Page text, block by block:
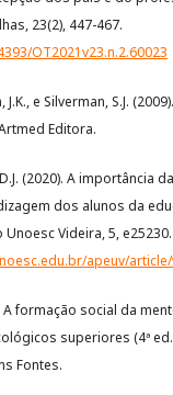
23(2), 447-467.
OT2021v23.n.2.60023
J.K., e Silverman, S.J.
Editora.
(2020). A importância
dos alunos da
Unoesc Videira, 5, e25230.
apeuv/
A formação social da
superiores (4ª
Fontes.